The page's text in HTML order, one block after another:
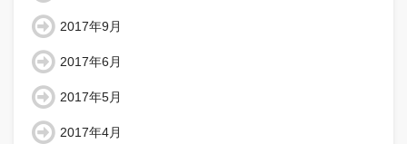
2017年9月
2017年6月
2017年5月
2017年4月